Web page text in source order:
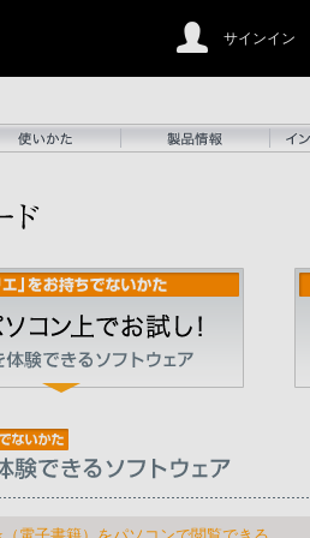
サインイン